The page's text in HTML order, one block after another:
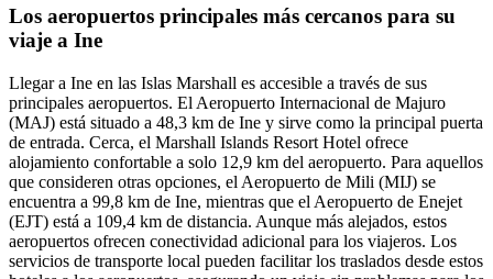
Los aeropuertos principales más cercanos para su
viaje a Ine
Llegar a Ine en las Islas Marshall es accesible a través de sus
principales aeropuertos. El Aeropuerto Internacional de Majuro
(MAJ) está situado a 48,3 km de Ine y sirve como la principal puerta
de entrada. Cerca, el Marshall Islands Resort Hotel ofrece
alojamiento confortable a solo 12,9 km del aeropuerto. Para aquellos
que consideren otras opciones, el Aeropuerto de Mili (MIJ) se
encuentra a 99,8 km de Ine, mientras que el Aeropuerto de Enejet
(EJT) está a 109,4 km de distancia. Aunque más alejados, estos
aeropuertos ofrecen conectividad adicional para los viajeros. Los
servicios de transporte local pueden facilitar los traslados desde estos